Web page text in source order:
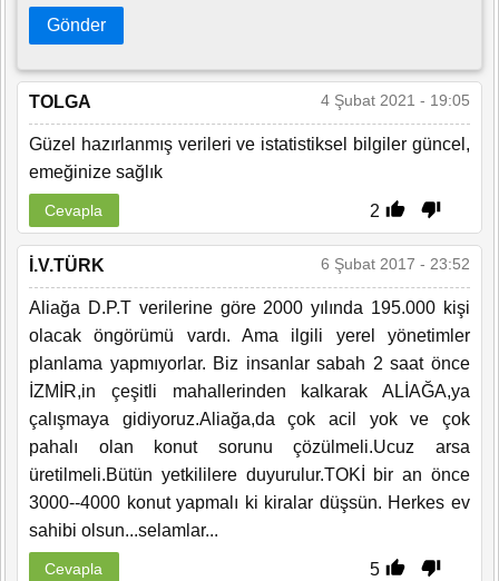
Gönder
TOLGA 4 Şubat 2021 - 19:05
Güzel hazırlanmış verileri ve istatistiksel bilgiler güncel,
emeğinize sağlık
2
Cevapla
İ.V.TÜRK 6 Şubat 2017 - 23:52
Aliağa D.P.T verilerine göre 2000 yılında 195.000 kişi
olacak öngörümü vardı. Ama ilgili yerel yönetimler
planlama yapmıyorlar. Biz insanlar sabah 2 saat önce
İZMİR,in çeşitli mahallerinden kalkarak ALİAĞA,ya
çalışmaya gidiyoruz.Aliağa,da çok acil yok ve çok
pahalı olan konut sorunu çözülmeli.Ucuz arsa
üretilmeli.Bütün yetkililere duyurulur.TOKİ bir an önce
3000--4000 konut yapmalı ki kiralar düşsün. Herkes ev
sahibi olsun...selamlar...
5
Cevapla